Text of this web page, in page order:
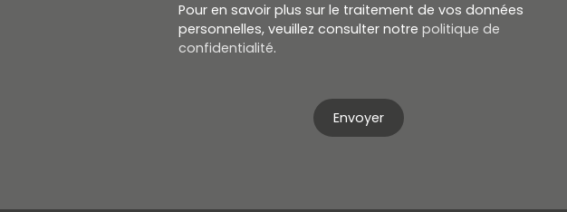
Pour en savoir plus sur le traitement de vos données
personnelles, veuillez consulter notre politique de
confidentialité.
Envoyer